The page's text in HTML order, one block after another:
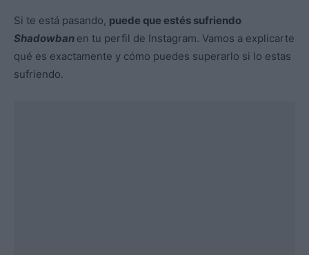
Si te está pasando, puede que estés sufriendo
Shadowban en tu perfil de Instagram. Vamos a explicarte
qué es exactamente y cómo puedes superarlo si lo estas
sufriendo.